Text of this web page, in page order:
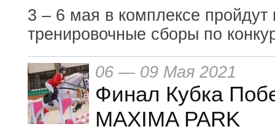
3 – 6 мая в комплексе
тренировочные сборы по
06 — 09 Мая 2021
Финал Кубка
MAXIMA PARK